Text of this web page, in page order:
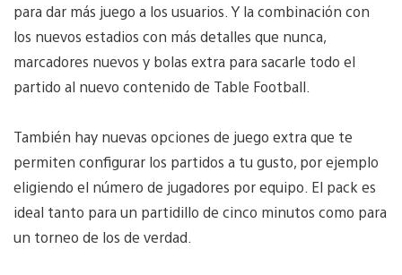
para dar más juego a los usuarios. Y la combinación con
los nuevos estadios con más detalles que nunca,
marcadores nuevos y bolas extra para sacarle todo el
partido al nuevo contenido de Table Football.
También hay nuevas opciones de juego extra que te
permiten configurar los partidos a tu gusto, por ejemplo
eligiendo el número de jugadores por equipo. El pack es
ideal tanto para un partidillo de cinco minutos como para
un torneo de los de verdad.